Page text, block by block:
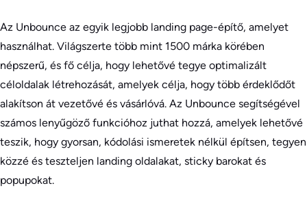
Az Unbounce az egyik legjobb landing page-építő, amelyet
használhat. Világszerte több mint 1500 márka körében
népszerű, és fő célja, hogy lehetővé tegye optimalizált
céloldalak létrehozását, amelyek célja, hogy több érdeklődőt
alakítson át vezetővé és vásárlóvá. Az Unbounce segítségével
számos lenyűgöző funkcióhoz juthat hozzá, amelyek lehetővé
teszik, hogy gyorsan, kódolási ismeretek nélkül építsen, tegyen
közzé és teszteljen landing oldalakat, sticky barokat és
popupokat.